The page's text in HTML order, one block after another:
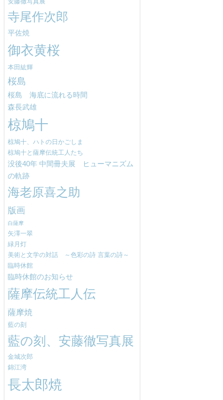
寺尾作次郎
平佐焼
御衣黄桜
本田紘輝
桜島
桜島 海底に流れる時間
森長武雄
椋鳩十
椋鳩十、ハトの日かごしま
椋鳩十と薩摩伝統工人たち
没後40年 中間冊夫展 ヒューマニズム
の軌跡
海老原喜之助
版画
白薩摩
矢澤一翠
緑月灯
美術と文学の対話 ～色彩の詩 言葉の詩～
臨時休館
臨時休館のお知らせ
薩摩伝統工人伝
薩摩焼
藍の刻
藍の刻、安藤徹写真展
金城次郎
錦江湾
長太郎焼